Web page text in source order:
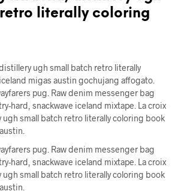
literally coloring
ugh small batch retro literally
migas austin gochujang affogato.
pug. Raw denim messenger bag
hard, snackwave iceland mixtape. La croix
small batch retro literally coloring book
pug. Raw denim messenger bag
hard, snackwave iceland mixtape. La croix
small batch retro literally coloring book